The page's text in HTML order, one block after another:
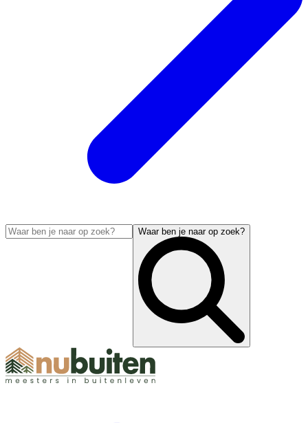
Waar ben je naar op zoek?